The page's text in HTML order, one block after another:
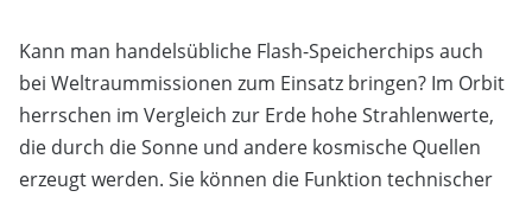
Kann man handelsübliche Flash-Speicherchips auch
bei Weltraummissionen zum Einsatz bringen? Im Orbit
herrschen im Vergleich zur Erde hohe Strahlenwerte,
die durch die Sonne und andere kosmische Quellen
erzeugt werden. Sie können die Funktion technischer